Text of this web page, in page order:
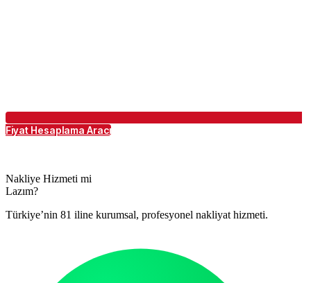
Fiyat Hesaplama Aracı
Nakliye Hizmeti mi
Lazım?
Türkiye’nin 81 iline kurumsal, profesyonel nakliyat hizmeti.